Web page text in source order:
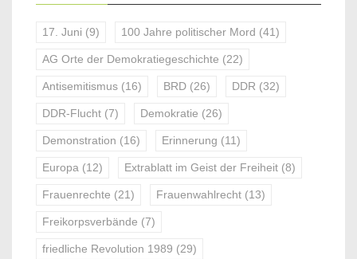
17. Juni (9) 100 Jahre politischer Mord (41)
AG Orte der Demokratiegeschichte (22)
Antisemitismus (16) BRD (26) DDR (32)
DDR-Flucht (7) Demokratie (26)
Demonstration (16) Erinnerung (11)
Europa (12) Extrablatt im Geist der Freiheit (8)
Frauenrechte (21) Frauenwahlrecht (13)
Freikorpsverbände (7)
friedliche Revolution 1989 (29)